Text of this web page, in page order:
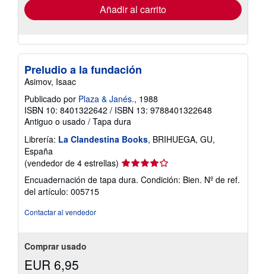
envío
Añadir al carrito
Preludio a la fundación
Asimov, Isaac
Publicado por Plaza & Janés., 1988
ISBN 10: 8401322642 / ISBN 13: 9788401322648
Antiguo o usado / Tapa dura
Librería: La Clandestina Books, BRIHUEGA, GU,
España
(vendedor de 4 estrellas) Calificación
del
vendedor:
Encuadernación de tapa dura. Condición: Bien. Nº de ref.
del artículo: 005715
Contactar al vendedor
Comprar usado
EUR 6,95